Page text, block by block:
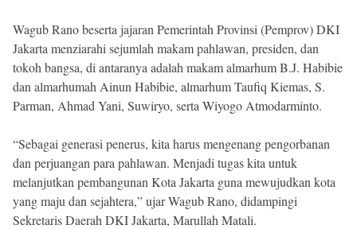
Wagub Rano beserta jajaran Pemerintah Provinsi (Pemprov) DKI
Jakarta menziarahi sejumlah makam pahlawan, presiden, dan
tokoh bangsa, di antaranya adalah makam almarhum B.J. Habibie
dan almarhumah Ainun Habibie, almarhum Taufiq Kiemas, S.
Parman, Ahmad Yani, Suwiryo, serta Wiyogo Atmodarminto.
“Sebagai generasi penerus, kita harus mengenang pengorbanan
dan perjuangan para pahlawan. Menjadi tugas kita untuk
melanjutkan pembangunan Kota Jakarta guna mewujudkan kota
yang maju dan sejahtera,” ujar Wagub Rano, didampingi
Sekretaris Daerah DKI Jakarta, Marullah Matali.